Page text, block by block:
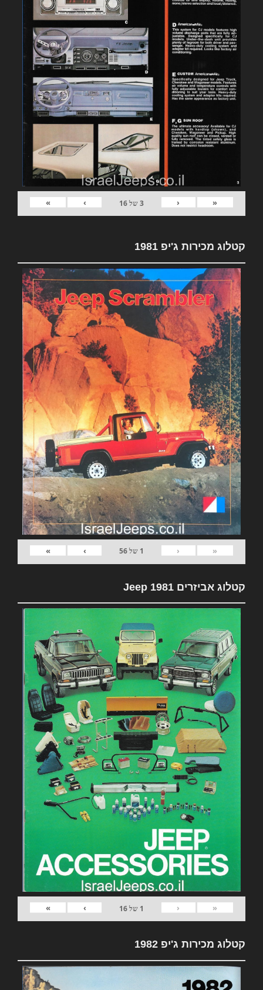
«
‹
3של16
›
»
קטלוג מכירות ג'יפ 1981
«
‹
1 של56
›
»
קטלוג אביזרים 1981 Jeep
«
‹
1 של16
›
»
קטלוג מכירות ג'יפ 1982